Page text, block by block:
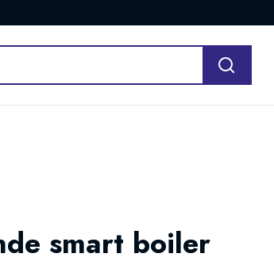
smart boiler